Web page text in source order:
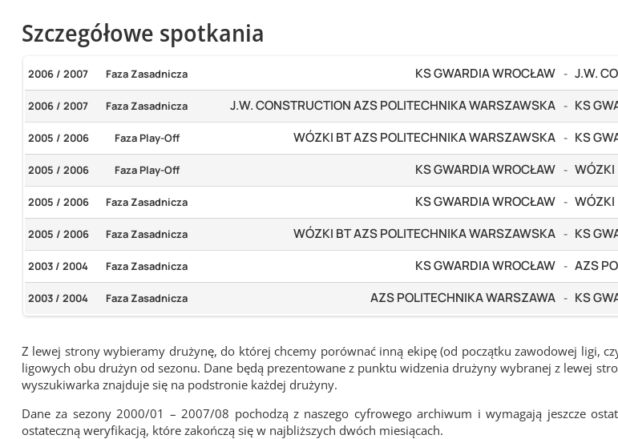
Szczegółowe spotkania
2006 / 2007 Faza Zasadnicza KS GWARDIA WROCŁAW - J.W.
2006 / 2007 Faza Zasadnicza J.W. CONSTRUCTION AZS POLITECHNIKA WARSZAWSKA - KS
2005 / 2006 Faza Play-Off WÓZKI BT AZS POLITECHNIKA WARSZAWSKA - KS
2005 / 2006 Faza Play-Off KS GWARDIA WROCŁAW - WÓZKI
2005 / 2006 Faza Zasadnicza KS GWARDIA WROCŁAW - WÓZKI
2005 / 2006 Faza Zasadnicza WÓZKI BT AZS POLITECHNIKA WARSZAWSKA - KS
2003 / 2004 Faza Zasadnicza KS GWARDIA WROCŁAW - AZS
2003 / 2004 Faza Zasadnicza AZS POLITECHNIKA WARSZAWA - KS
Z lewej strony wybieramy drużynę, do której chcemy porównać inną ekipę (od początku zawodowej ligi,
ligowych obu drużyn od sezonu. Dane będą prezentowane z punktu widzenia drużyny wybranej z lewej
wyszukiwarka znajduje się na podstronie każdej drużyny.
Dane za sezony 2000/01 – 2007/08 pochodzą z naszego cyfrowego archiwum i wymagają jeszcze
ostateczną weryfikacją, które zakończą się w najbliższych dwóch miesiącach.